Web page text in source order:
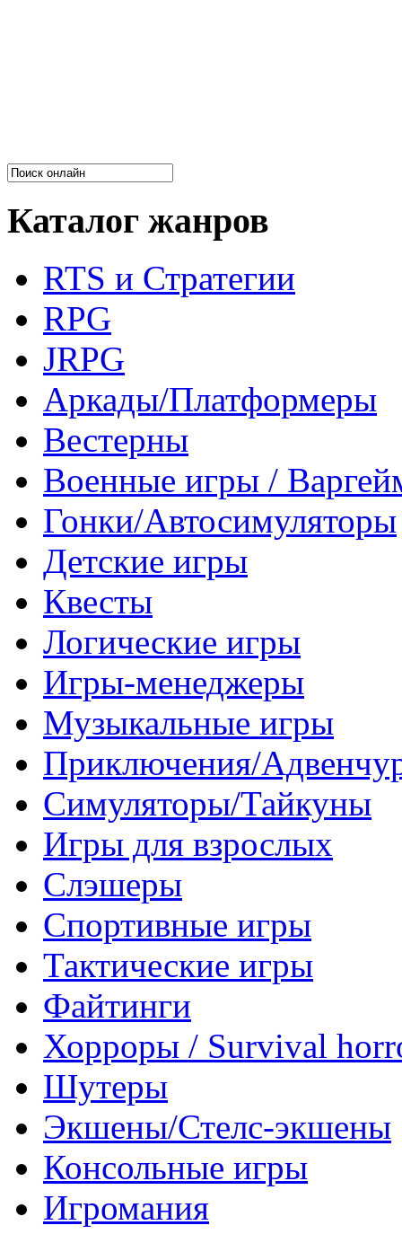
Каталог жанров
RTS и Стратегии
RPG
JRPG
Аркады/Платформеры
Вестерны
Военные игры /
Гонки/Автосимуляторы
Детские игры
Квесты
Логические игры
Игры-менеджеры
Музыкальные игры
Приключения/
Симуляторы/Тайкуны
Игры для взрослых
Слэшеры
Спортивные игры
Тактические игры
Файтинги
Хорроры / Survival
Шутеры
Экшены/Стелс-экшены
Консольные игры
Игромания